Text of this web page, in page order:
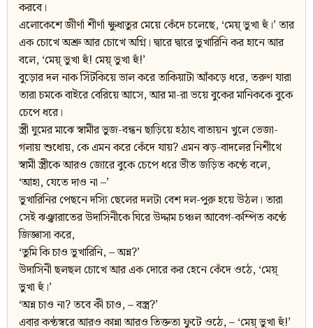
করবে।
এলোকেশে জীর্ণা শীর্ণা ক্ষুধাতুর মেয়ে কেঁদে চলেছে, ‘মেয়্ ভুখা হুঁ।’ তার
এক চোখে অশ্রু আর চোখে অগ্নি। দ্বারে দ্বারে ভুখারিনি কর হানে আর
বলে, ‘মেয়্ ভুখা হুঁ! মেয়্ ভুখা হুঁ!’
বুড়োর দল নাক সিঁটকিয়ে ভাল করে তাকিয়াটা আঁকড়ে ধরে, তরুণ যারা
তারা চমকে বাইরে বেরিয়ে আসে, আর মা-রা ভয়ে বুকের মানিককে বুকে
চেপে ধরে।
স্ত্রী ঘুমের মাঝে স্বামীর ভুজ-বন্ধন ছাড়িয়ে হঠাৎ বাতায়ন খুলে ভেজা-
গলায় শুধোয়, কে এমন করে কেঁদে যায়? এমন ঝড়-বাদলের নিশীথে
স্বামী স্ত্রীকে আরও জোরে বুকে চেপে ধরে ভীত জড়িত কণ্ঠে বলে,
‘আহা, যেতে দাও না –’
ভুখারিনির পেছনে দস্যি ছেলের দলটা বেশ দল-পুরু হয়ে উঠল। তারা
সেই ঝঞ্ঝারাতের উদাসিনীকে ঘিরে উদ্দাম চঞ্চল আবেগ-কম্পিত কণ্ঠে
জিজ্ঞাসা করে,
‘তুমি কি চাও ভুখারিনি, – অন্ন?’
উদাসিনী ছলছল চোখে আর এক দোরে কর হেনে কেঁদে ওঠে, ‘মেয়্
ভুখা হুঁ।’
‘অন্ন চাও না? তবে কী চাও, – বস্ত্র?’
এবার কণ্ঠস্বরে আরও কান্না আরও তিক্ততা ফুটে ওঠে, – ‘মেয়্ ভুখা হুঁ!’